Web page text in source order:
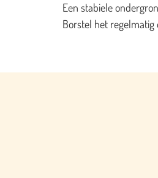
Een stabiele
Borstel het